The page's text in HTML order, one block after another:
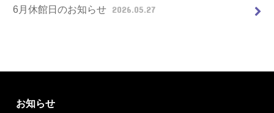
6月休館日のお知らせ 2026.05.27
お知らせ